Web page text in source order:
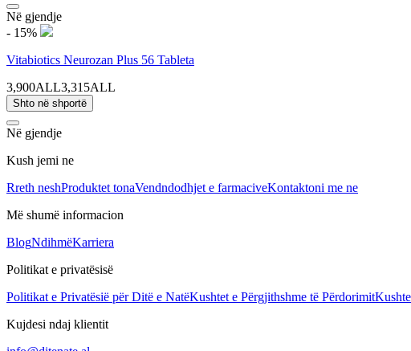
Në gjendje
- 15%
Vitabiotics Neurozan Plus 56 Tableta
3,900ALL3,315ALL
Shto në shportë
Në gjendje
Kush jemi ne
Rreth neshProduktet tonaVendndodhjet e farmaciveKontaktoni me ne
Më shumë informacion
BlogNdihmëKarriera
Politikat e privatësisë
Politikat e Privatësië për Ditë e NatëKushtet e Përgjithshme të Përdorimit
Kujdesi ndaj klientit